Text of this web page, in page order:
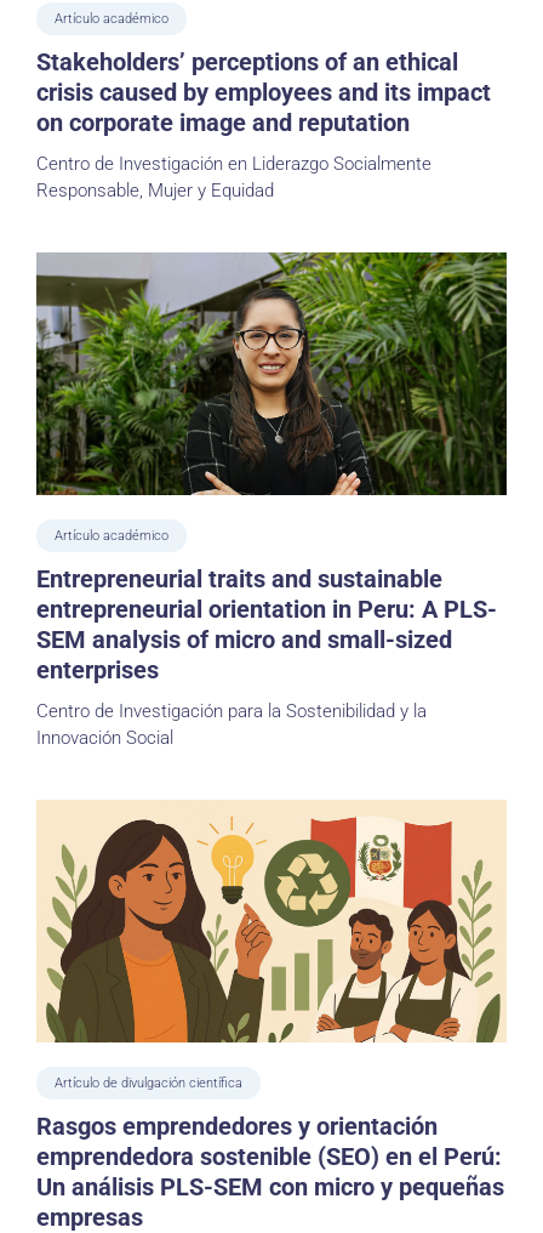
Artículo académico
Stakeholders’ perceptions of an ethical
crisis caused by employees and its impact
on corporate image and reputation
Centro de Investigación en Liderazgo Socialmente
Responsable, Mujer y Equidad
Artículo académico
Entrepreneurial traits and sustainable
entrepreneurial orientation in Peru: A PLS-
SEM analysis of micro and small-sized
enterprises
Centro de Investigación para la Sostenibilidad y la
Innovación Social
Artículo de divulgación científica
Rasgos emprendedores y orientación
emprendedora sostenible (SEO) en el Perú:
Un análisis PLS-SEM con micro y pequeñas
empresas